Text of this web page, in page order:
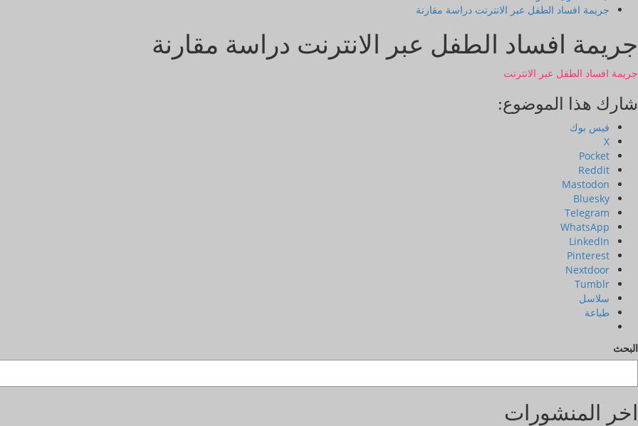
جريمة افساد الطفل عبر الانترنت دراسة مقارنة
جريمة افساد الطفل عبر الانترنت دراسة مقارنة
جريمة افساد الطفل عبر الانترنت
شارك هذا الموضوع:
فيس بوك
X
Pocket
Reddit
Mastodon
Bluesky
Telegram
WhatsApp
LinkedIn
Pinterest
Nextdoor
Tumblr
سلاسل
طباعة
البحث
اخر المنشورات